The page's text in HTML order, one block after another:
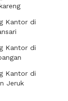
Kantor di
Kantor di
Kantor di
Jeruk